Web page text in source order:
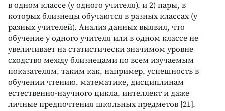
в одном классе (у одного учителя), и 2) пары, в
которых близнецы обучаются в разных классах (у
разных учителей). Анализ данных выявил, что
обучение у одного учителя или в одном классе не
увеличивает на статистически значимом уровне
сходство между близнецами по всем изучаемым
показателям, таким как, например, успешность в
обучении чтению, математике, дисциплинам
естественно-научного цикла, интеллект и даже
личные предпочтения школьных предметов [21].